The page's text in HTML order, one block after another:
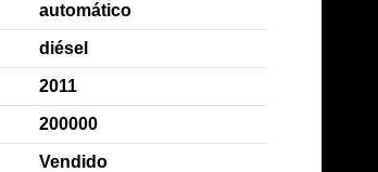
automático
diésel
2011
200000
Vendido